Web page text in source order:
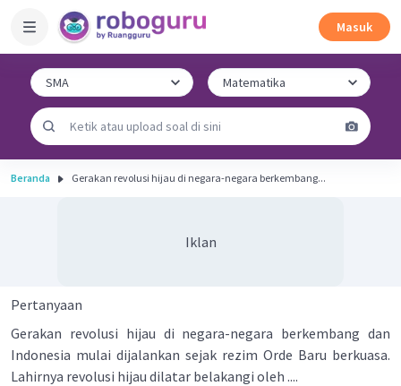
Masuk
Beranda Gerakan revolusi hijau di negara-negara berkembang...
Iklan
Pertanyaan
Gerakan revolusi hijau di negara-negara berkembang dan
Indonesia mulai dijalankan sejak rezim Orde Baru berkuasa.
Lahirnya revolusi hijau dilatar belakangi oleh ....